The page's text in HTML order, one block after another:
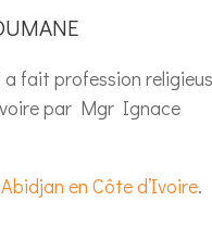
a fait profession
par Mgr Ignace
en Côte d’Ivoire.